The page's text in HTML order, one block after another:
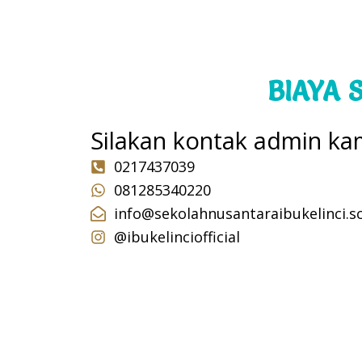
BIAYA
Silakan kontak admin
0217437039
081285340220
@ibukelinciofficial